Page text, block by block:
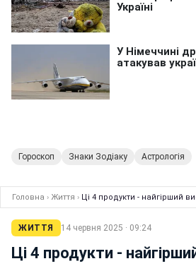
Гороскоп Знаки Зодіаку Астрологія
Головна › Життя › Ці 4 продукти - найгірший
ЖИТТЯ 14 червня 2025 · 09:24
Ці 4 продукти -